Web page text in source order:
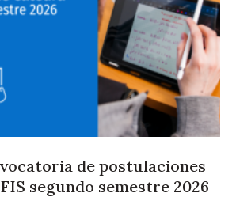
de postulaciones
segundo semestre 2026